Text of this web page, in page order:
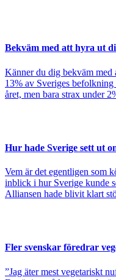
Bekväm med att hyra ut
Känner du dig bekväm med
13% av Sveriges
året, men bara strax under
Hur hade Sverige sett ut
Vem är det egentligen som
inblick i hur Sverige kunde
Alliansen hade blivit klart
Fler svenskar föredrar
”Jag äter mest vegetariskt